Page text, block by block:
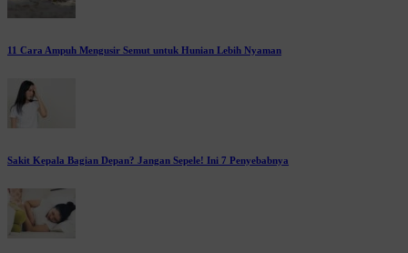
11 Cara Ampuh Mengusir Semut untuk Hunian Lebih Nyaman
Sakit Kepala Bagian Depan? Jangan Sepele! Ini 7 Penyebabnya